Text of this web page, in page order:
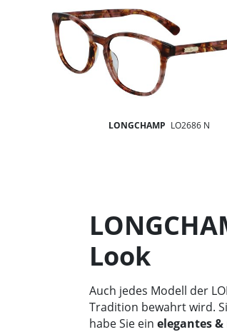
LONGCHAMP LO2686 N
Look
Auch jedes Modell der
Tradition bewahrt wird.
habe Sie ein elegantes &